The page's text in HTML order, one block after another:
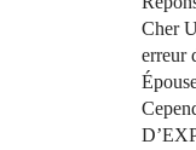
Cher
erreur